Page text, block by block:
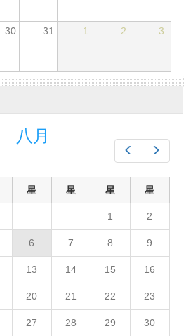
30 31 1 2 3
八月
星 星 星 星
1 2
6 7 8 9
13 14 15 16
20 21 22 23
27 28 29 30